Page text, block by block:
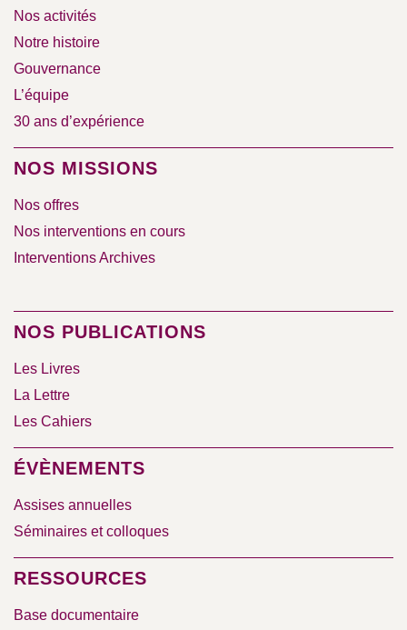
Nos activités
Notre histoire
Gouvernance
L’équipe
30 ans d’expérience
NOS MISSIONS
Nos offres
Nos interventions en cours
Interventions Archives
NOS PUBLICATIONS
Les Livres
La Lettre
Les Cahiers
ÉVÈNEMENTS
Assises annuelles
Séminaires et colloques
RESSOURCES
Base documentaire